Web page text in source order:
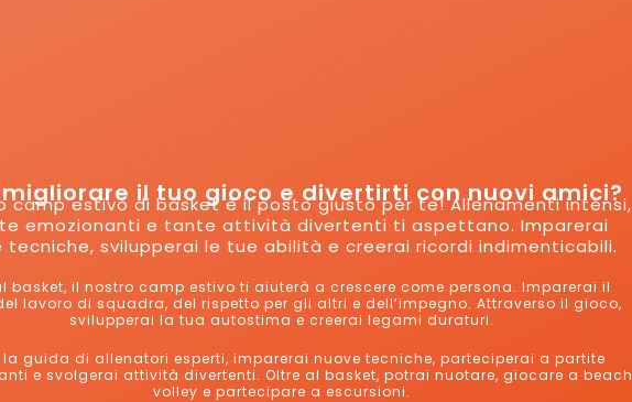
il tuo gioco e divertirti con nuovi amici?
camp estivo di basket è il posto giusto per te! Allenamenti intensi,
emozionanti e tante attività divertenti ti aspettano. Imparerai
tecniche, svilupperai le tue abilità e creerai ricordi indimenticabili.
basket, il nostro camp estivo ti aiuterà a crescere come persona. Imparerai il
lavoro di squadra, del rispetto per gli altri e dell’impegno. Attraverso il gioco,
svilupperai la tua autostima e creerai legami duraturi.
la guida di allenatori esperti, imparerai nuove tecniche, parteciperai a partite
e svolgerai attività divertenti. Oltre al basket, potrai nuotare, giocare a beach
volley e partecipare a escursioni.